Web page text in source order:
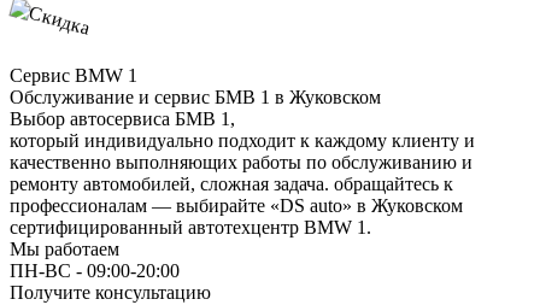
Сервис BMW 1
Обслуживание и сервис БМВ 1 в Жуковском
Выбор автосервиса БМВ 1,
который индивидуально подходит к каждому клиенту и
качественно выполняющих работы по обслуживанию и
ремонту автомобилей, сложная задача. обращайтесь к
профессионалам — выбирайте «DS auto» в Жуковском
сертифицированный автотехцентр BMW 1.
Мы работаем
ПН-ВC - 09:00-20:00
Получите консультацию